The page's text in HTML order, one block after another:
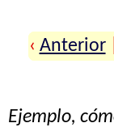
‹ Anterior
Ejemplo,